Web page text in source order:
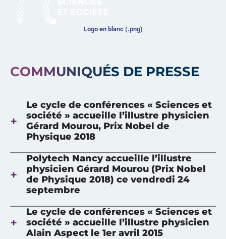
Logo en blanc (.png)
COMMUNIQUÉS DE PRESSE
Le cycle de conférences « Sciences et
société » accueille l’illustre physicien
Gérard Mourou, Prix Nobel de
Physique 2018
Polytech Nancy accueille l’illustre
physicien Gérard Mourou (Prix Nobel
de Physique 2018) ce vendredi 24
septembre
Le cycle de conférences « Sciences et
société » accueille l’illustre physicien
Alain Aspect le 1er avril 2015